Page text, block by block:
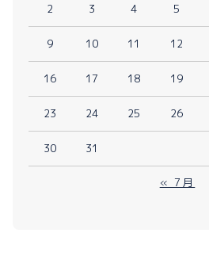
2 3 4 5
9 10 11 12
16 17 18 19
23 24 25 26
30 31
« 7月